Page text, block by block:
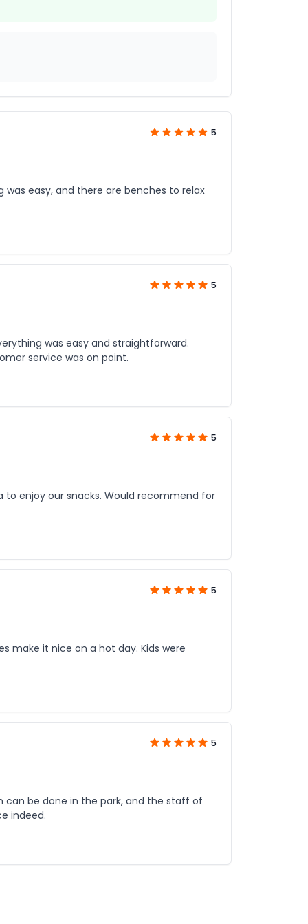
5
was easy, and there are benches to relax
5
was easy and straightforward.
service was on point.
5
enjoy our snacks. Would recommend for
5
make it nice on a hot day. Kids were
5
can be done in the park, and the staff of
indeed.